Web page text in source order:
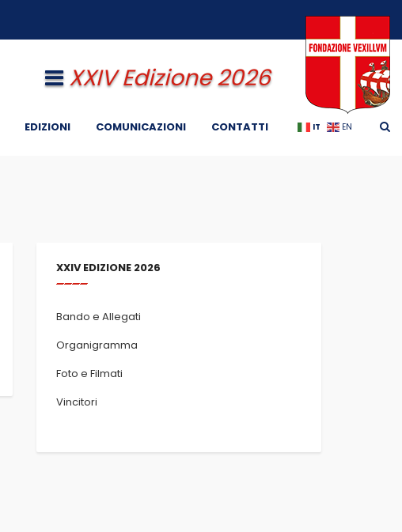
XXIV Edizione 2026
EDIZIONI COMUNICAZIONI CONTATTI EN
IT
XXIV EDIZIONE 2026
Bando e Allegati
Organigramma
Foto e Filmati
Vincitori